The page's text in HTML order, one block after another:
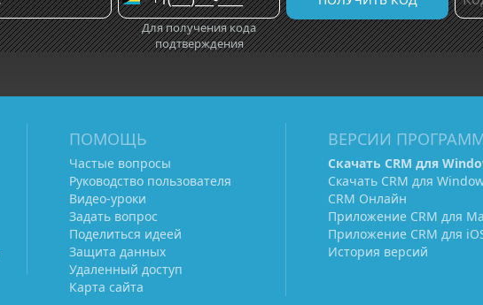
Для получения кода
подтверждения
ПОМОЩЬ
Частые вопросы
Руководство пользователя
Видео-уроки
Задать вопрос
Поделиться идеей
Защита данных
Удаленный доступ
Карта сайта
ВЕРСИИ
Скачать CRM для
Скачать CRM для
CRM Онлайн
Приложение CRM для
Приложение CRM для
История версий